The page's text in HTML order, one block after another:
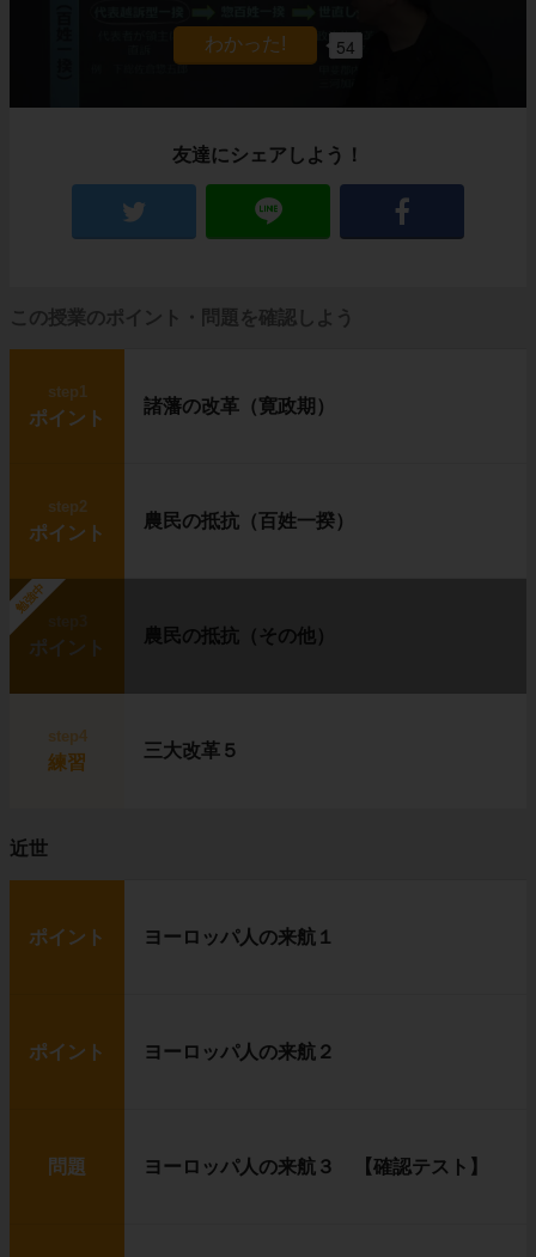
54
友達にシェアしよう！
この授業のポイント・問題を確認しよう
step1
ポイント
諸藩の改革（寛政期）
step2
ポイント
農民の抵抗（百姓一揆）
勉強中
ポイント
農民の抵抗（その他）
step4
練習
三大改革５
近世
ポイント ヨーロッパ人の来航１
ポイント ヨーロッパ人の来航２
問題 ヨーロッパ人の来航３ 【確認テスト】